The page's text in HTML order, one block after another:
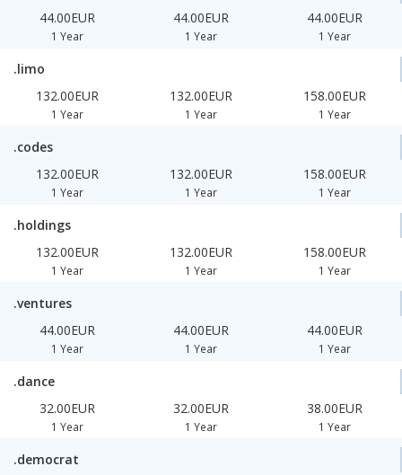
44.00EUR
1 Year
44.00EUR
1 Year
44.00EUR
1 Year
.limo
132.00EUR
1 Year
132.00EUR
1 Year
158.00EUR
1 Year
.codes
132.00EUR
1 Year
132.00EUR
1 Year
158.00EUR
1 Year
.holdings
132.00EUR
1 Year
132.00EUR
1 Year
158.00EUR
1 Year
.ventures
44.00EUR
1 Year
44.00EUR
1 Year
44.00EUR
1 Year
.dance
32.00EUR
1 Year
32.00EUR
1 Year
38.00EUR
1 Year
.democrat